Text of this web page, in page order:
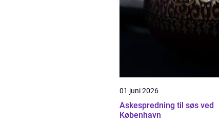
01 juni 2026
Askespredning til søs ved
København